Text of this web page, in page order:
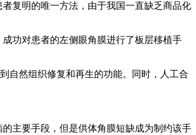
复明的唯一方法，由于我国一直缺乏商品化
功对患者的左侧眼角膜进行了板层移植手
然组织修复和再生的功能。同时，人工合
主要手段，但是供体角膜短缺成为制约该手